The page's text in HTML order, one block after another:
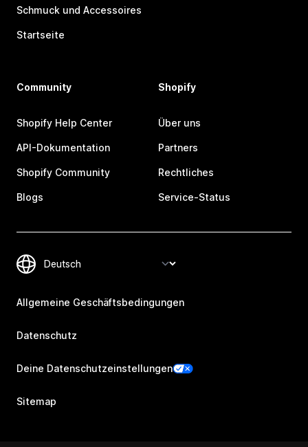
Schmuck und Accessoires
Startseite
Community
Shopify Help Center
API-Dokumentation
Shopify Community
Blogs
Shopify
Über uns
Partners
Rechtliches
Service-Status
Allgemeine Geschäftsbedingungen
Datenschutz
Deine Datenschutzeinstellungen
Sitemap